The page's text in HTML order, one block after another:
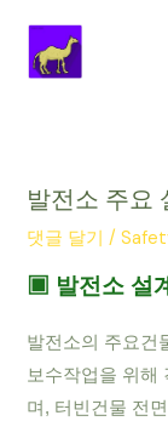
발전소 주요
댓글 달기 /
▣ 발전소 설
발전소의 주요건
보수작업을 위해
며, 터빈건물 전